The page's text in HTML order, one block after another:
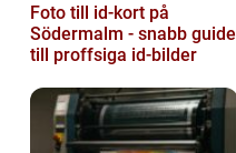
Foto till id-kort på
Södermalm - snabb guide
till proffsiga id-bilder